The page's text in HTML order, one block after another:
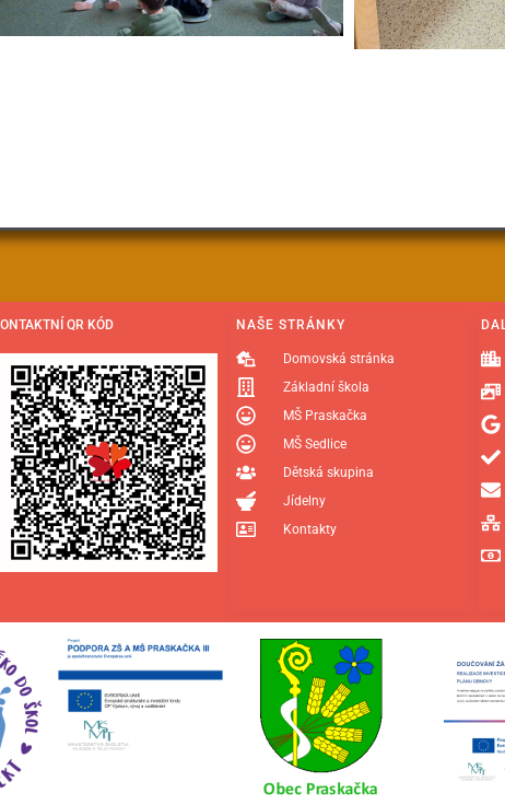
QR KÓD NAŠE STRÁNKY
Domovská stránka
Základní škola
MŠ Praskačka
MŠ Sedlice
Dětská skupina
Jídelny
Kontakty